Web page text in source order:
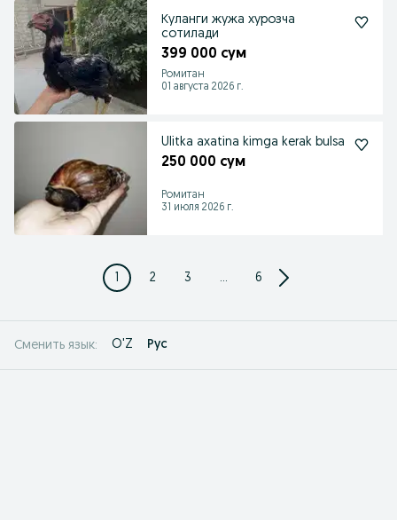
Куланги жужа хурозча
сотилади
399 000 сум
Ромитан
01 августа 2026 г.
Ulitka axatina kimga kerak bulsa
250 000 сум
Ромитан
31 июля 2026 г.
1 2 3 ... 6
Сменить язык: O'Z Рус